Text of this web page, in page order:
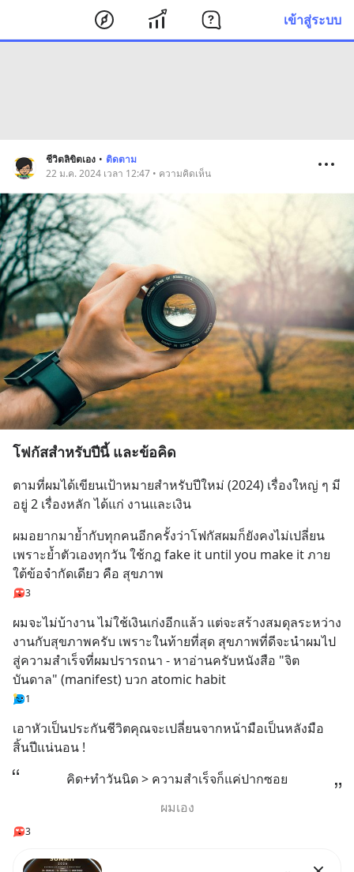
เข้าสู่ระบบ
ชีวิตลิขิตเอง • ติดตาม
22 ม.ค. 2024 เวลา 12:47 • ความคิดเห็น
โฟกัสสำหรับปีนี้ และข้อคิด
ตามที่ผมได้เขียนเป้าหมายสำหรับปีใหม่ (2024) เรื่องใหญ่ ๆ มี
อยู่ 2 เรื่องหลัก ได้แก่ งานและเงิน
ผมอยากมาย้ำกับทุกคนอีกครั้งว่าโฟกัสผมก็ยังคงไม่เปลี่ยน
เพราะย้ำตัวเองทุกวัน ใช้กฎ fake it until you make it ภาย
ใต้ข้อจำกัดเดียว คือ สุขภาพ
3
ผมจะไม่บ้างาน ไม่ใช้เงินเก่งอีกแล้ว แต่จะสร้างสมดุลระหว่าง
งานกับสุขภาพครับ เพราะในท้ายที่สุด สุขภาพที่ดีจะนำผมไป
สู่ความสำเร็จที่ผมปรารถนา - หาอ่านครับหนังสือ "จิต
บันดาล" (manifest) บวก atomic habit
1
เอาหัวเป็นประกันชีวิตคุณจะเปลี่ยนจากหน้ามือเป็นหลังมือ
สิ้นปีแน่นอน !
คิด+ทำวันนิด > ความสำเร็จก็แค่ปากซอย
ผมเอง
3